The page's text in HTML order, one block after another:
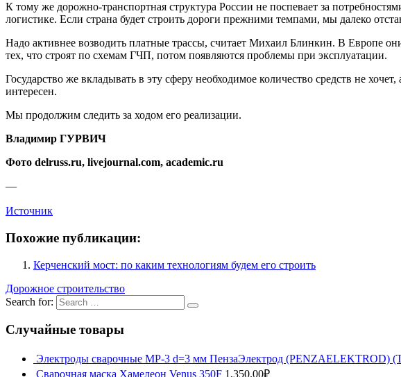
К тому же дорожно-транспортная структура России не поспевает за
логистике. Если страна будет строить дороги прежними темпами, мы далеко
Надо активнее возводить платные трассы, считает Михаил Блинкин. В Европе
тех, что строят по схемам ГЧП, потом появляются проблемы при эксплуатации.
Государство же вкладывать в эту сферу необходимое количество средств не
интересен.
Мы продолжим следить за ходом его реализации.
Владимир ГУРВИЧ
Фото delruss.ru, livejournal.com, academic.ru
—
Источник
Похожие публикации:
Керченский мост: по каким технологиям будем его строить
Дорожное строительство
Search for:
Случайные товары
Электроды сварочные МР-3 d=3 мм ПензаЭлектрод (PENZAELEKTROD)
Сварочная маска Хамелеон Venus 350F 1,350.00₽